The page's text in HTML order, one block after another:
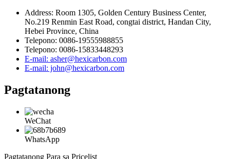
Address: Room 1305, Golden Century Business Center,
No.219 Renmin East Road, congtai district, Handan City,
Hebei Province, China
Telepono: 0086-19555988855
Telepono: 0086-15833448293
E-mail: asher@hexicarbon.com
E-mail: john@hexicarbon.com
Pagtatanong
WeChat
WhatsApp
Pagtatanong Para sa Pricelist